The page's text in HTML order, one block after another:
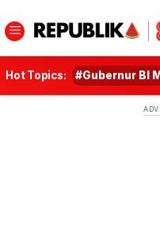
Hot Topics: #Gubernur BI